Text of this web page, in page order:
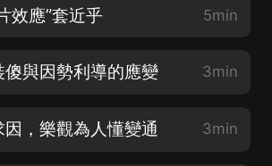
效應”套近乎 5min
與因勢利導的應變 3min
，樂觀為人懂變通 3min